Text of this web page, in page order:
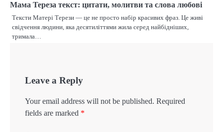
Мама Тереза текст: цитати, молитви та слова любові
Тексти Матері Терези — це не просто набір красивих фраз. Це живі
свідчення людини, яка десятиліттями жила серед найбідніших,
тримала…
Leave a Reply
Your email address will not be published. Required
fields are marked *